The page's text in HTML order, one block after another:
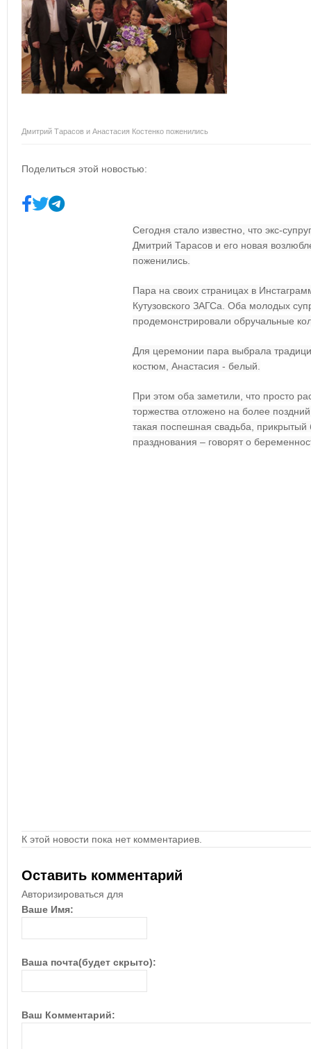
Дмитрий Тарасов и Анастасия Костенко поженились
Поделиться этой новостью:
Сегодня стало известно, что экс-
Дмитрий Тарасов и его новая
поженились.
Пара на своих страницах в
Кутузовского ЗАГСа. Оба молодых
продемонстрировали обручальные
Для церемонии пара выбрала
костюм, Анастасия - белый.
При этом оба заметили, что просто
торжества отложено на более
такая поспешная свадьба,
празднования – говорят о
К этой новости пока нет комментариев.
Оставить комментарий
Авторизироваться для
Ваше Имя:
Ваша почта(будет скрыто):
Ваш Комментарий: